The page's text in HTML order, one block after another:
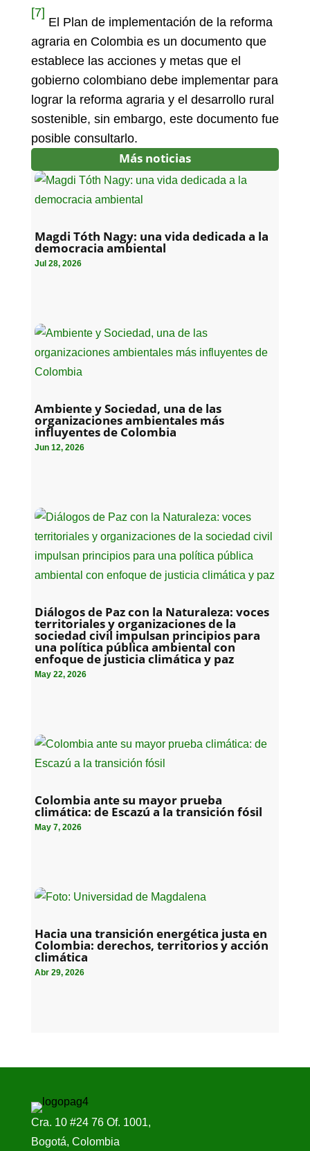
[7]
El Plan de implementación de la reforma
agraria en Colombia es un documento que
establece las acciones y metas que el
gobierno colombiano debe implementar para
lograr la reforma agraria y el desarrollo rural
sostenible, sin embargo, este documento fue
posible consultarlo.
Más noticias
Magdi Tóth Nagy: una vida dedicada a la
democracia ambiental
Jul 28, 2026
Ambiente y Sociedad, una de las
organizaciones ambientales más
influyentes de Colombia
Jun 12, 2026
Diálogos de Paz con la Naturaleza: voces
territoriales y organizaciones de la
sociedad civil impulsan principios para
una política pública ambiental con
enfoque de justicia climática y paz
May 22, 2026
Colombia ante su mayor prueba
climática: de Escazú a la transición fósil
May 7, 2026
Hacia una transición energética justa en
Colombia: derechos, territorios y acción
climática
Abr 29, 2026
Cra. 10 #24 76 Of. 1001,
Bogotá, Colombia